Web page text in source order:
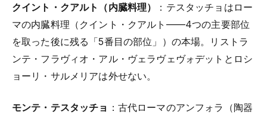
クイント・クアルト（内臓料理）
：テスタッチョはロー
マの内臓料理（クイント・クアルト——4つの主要部位
を取った後に残る「5番目の部位」）の本場。リストラ
ンテ・フラヴィオ・アル・ヴェラヴェヴォデットとロシ
ョーリ・サルメリアは外せない。
モンテ・テスタッチョ ：古代ローマのアンフォラ（陶器